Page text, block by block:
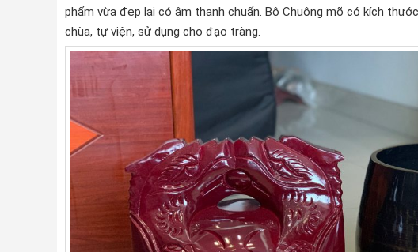
phẩm vừa đẹp lại có âm thanh chuẩn. Bộ Chuông mõ có kích
chùa, tự viện, sử dụng cho đạo tràng.